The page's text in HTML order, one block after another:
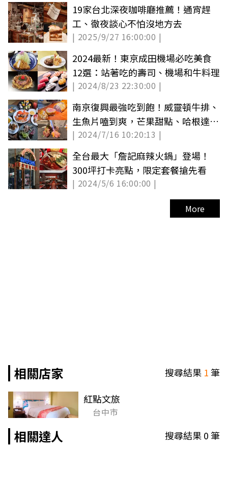
19家台北深夜咖啡廳推薦！通宵趕
工、徹夜談心不怕沒地方去
| 2025/9/27 16:00:00 |
2024最新！東京成田機場必吃美食
12選：站著吃的壽司、機場和牛料理
| 2024/8/23 22:30:00 |
南京復興最強吃到飽！威靈頓牛排、
生魚片嗑到爽，芒果甜點、哈根達斯
無限吃
| 2024/7/16 10:20:13 |
全台最大「詹記麻辣火鍋」登場！
300坪打卡亮點，限定套餐搶先看
| 2024/5/6 16:00:00 |
More
相關店家 搜尋結果 1筆
紅點文旅
台中市
相關達人 搜尋結果0筆